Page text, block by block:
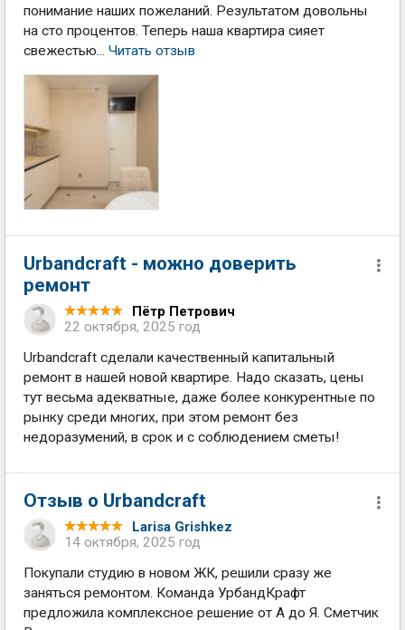
понимание наших пожеланий. Результатом довольны
на сто процентов. Теперь наша квартира сияет
свежестью... Читать отзыв
Urbandcraft - можно доверить
ремонт
Пётр Петрович
22 октября, 2025 год
Urbandcraft сделали качественный капитальный
ремонт в нашей новой квартире. Надо сказать, цены
тут весьма адекватные, даже более конкурентные по
рынку среди многих, при этом ремонт без
недоразумений, в срок и с соблюдением сметы!
Отзыв о Urbandcraft
Larisa Grishkez
14 октября, 2025 год
Покупали студию в новом ЖК, решили сразу же
заняться ремонтом. Команда УрбандКрафт
предложила комплексное решение от А до Я. Сметчик